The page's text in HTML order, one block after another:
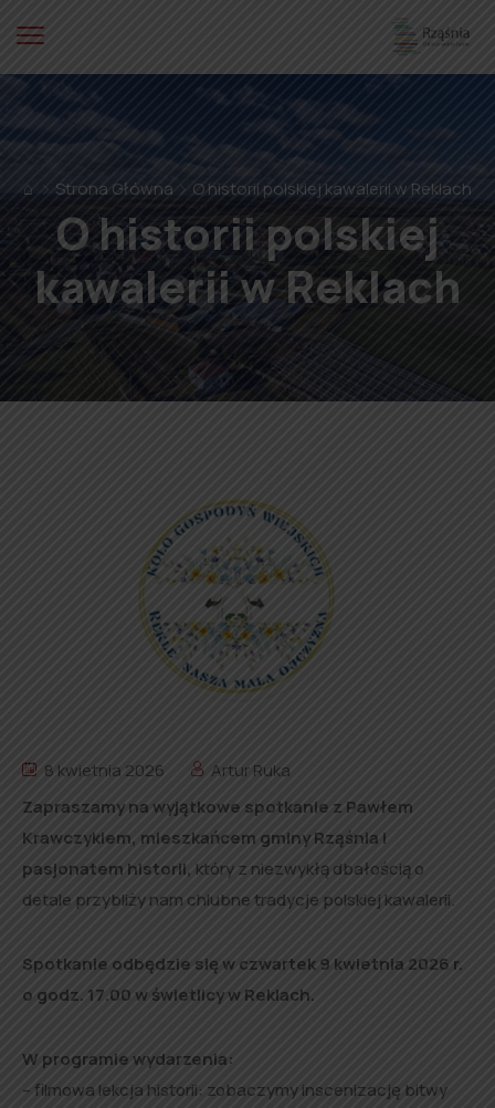
⌂ Strona Główna O historii polskiej kawalerii w Reklach
O historii polskiej
kawalerii w Reklach
8 kwietnia 2026
Artur Ruka
Zapraszamy na wyjątkowe spotkanie z Pawłem
Krawczykiem, mieszkańcem gminy Rząśnia i
pasjonatem historii, który z niezwykłą dbałością o
detale przybliży nam chlubne tradycje polskiej kawalerii.
Spotkanie odbędzie się w czwartek 9 kwietnia 2026 r.
o godz. 17.00 w świetlicy w Reklach.
W programie wydarzenia:
– filmowa lekcja historii: zobaczymy inscenizację bitwy